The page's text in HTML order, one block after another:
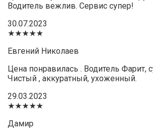
Водитель вежлив. Сервис супер!
30.07.2023
★★★★★
Евгений Николаев
Цена понравилась . Водитель Фарит,
Чистый , аккуратный, ухоженный.
29.03.2023
★★★★★
Дамир